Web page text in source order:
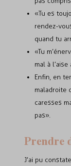
« Tu es
rendez-
quand tu
«Tu
mal à
Enfin, en
maladroite
caresses
pas».
Prendre
J’ai pu